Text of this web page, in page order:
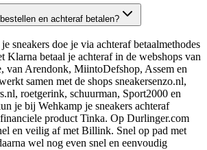
en achteraf betalen?
sneakers doe je via achteraf betaalmethodes
Klarna betaal je achteraf in de webshops van
van Arendonk, MiintoDefshop, Assem en
samen met de shops sneakersenzo.nl,
roetgerink, schuurman, Sport2000 en
je bij Wehkamp je sneakers achteraf
product Tinka. Op Durlinger.com
en veilig af met Billink. Snel op pad met
wel nog even snel en eenvoudig